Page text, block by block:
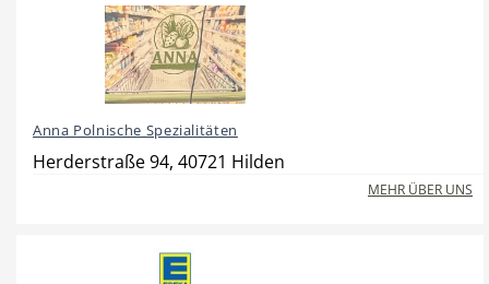
News
Anna Polnische Spezialitäten
Herderstraße 94, 40721 Hilden
MEHR ÜBER UNS